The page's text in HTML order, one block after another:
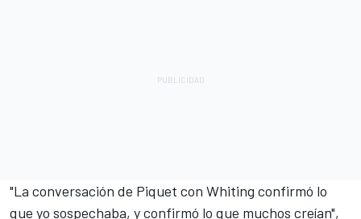
"La conversación de Piquet con Whiting confirmó lo
que yo sospechaba, y confirmó lo que muchos creían",